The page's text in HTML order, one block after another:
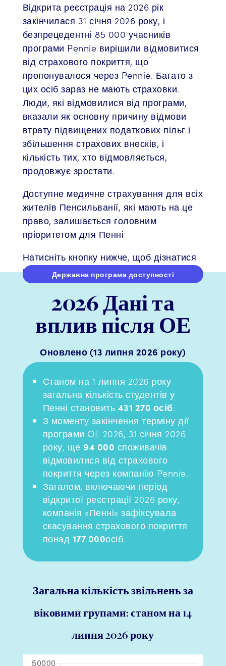
Відкрита реєстрація на 2026 рік
закінчилася 31 січня 2026 року, і
безпрецедентні 85 000 учасників
програми Pennie вирішили відмовитися
від страхового покриття, що
пропонувалося через Pennie. Багато з
цих осіб зараз не мають страховки.
Люди, які відмовилися від програми,
вказали як основну причину відмови
втрату підвищених податкових пільг і
збільшення страхових внесків, і
кількість тих, хто відмовляється,
продовжує зростати.
Доступне медичне страхування для всіх
жителів Пенсильванії, які мають на це
право, залишається головним
пріоритетом для Пенні
Натисніть кнопку нижче, щоб дізнатися
про Державну програму доступності
Державна програма доступності
2026 Дані та
вплив після ОЕ
Оновлено (13 липня 2026 року)
Станом на 1 липня 2026 року
загальна кількість студентів у
Пенні становить 431 270 осіб.
З моменту закінчення терміну дії
програми OE 2026, 31 січня 2026
року, ще 94 000 споживачів
відмовилися від страхового
покриття через компанію Pennie.
Загалом, включаючи період
відкритої реєстрації 2026 року,
компанія «Пенні» зафіксувала
скасування страхового покриття
понад 177 000осіб.
Загальна кількість звільнень за
віковими групами: станом на 14
липня 2026 року